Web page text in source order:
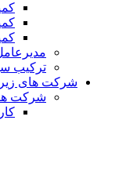
ترکیب
شرکت های
شرکت